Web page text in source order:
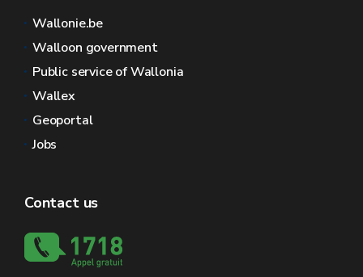
Wallonie.be
Walloon government
Public service of Wallonia
Wallex
Geoportal
Jobs
Contact us